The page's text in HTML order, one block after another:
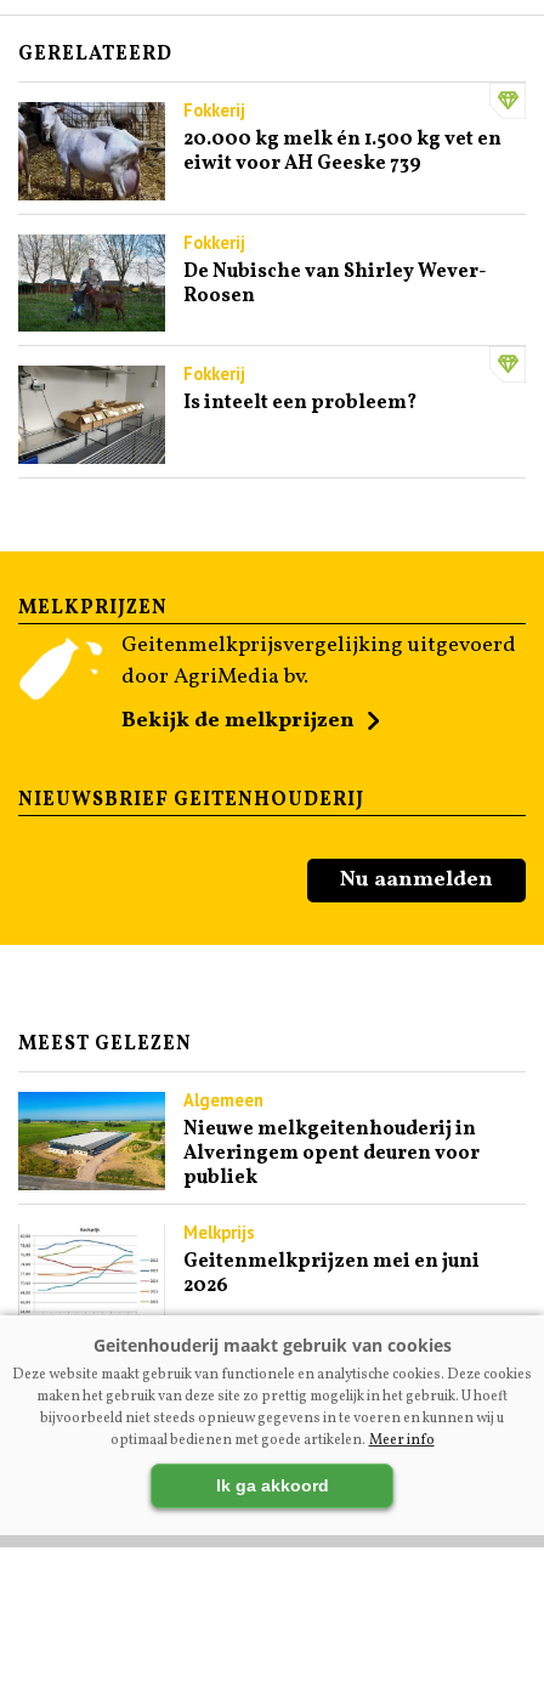
GERELATEERD
Fokkerij
20.000 kg melk én 1.500 kg vet en
eiwit voor AH Geeske 739
Fokkerij
De Nubische van Shirley Wever-
Roosen
Fokkerij
Is inteelt een probleem?
MELKPRIJZEN
Geitenmelkprijsvergelijking uitgevoerd
door AgriMedia bv.
Bekijk de melkprijzen
NIEUWSBRIEF GEITENHOUDERIJ
Nu aanmelden
MEEST GELEZEN
Algemeen
Nieuwe melkgeitenhouderij in
Alveringem opent deuren voor
publiek
Melkprijs
Geitenmelkprijzen mei en juni
2026
Fokkerij
Fokkerij van alle kanten bekeken
op Melken voor Morgen
Deze website maakt gebruik van functionele en analytische cookies. Deze cookies
maken het gebruik van deze site zo prettig mogelijk in het gebruik. U hoeft
bijvoorbeeld niet steeds opnieuw gegevens in te voeren en kunnen wij u
optimaal bedienen met goede artikelen. Meer info
Ik ga akkoord